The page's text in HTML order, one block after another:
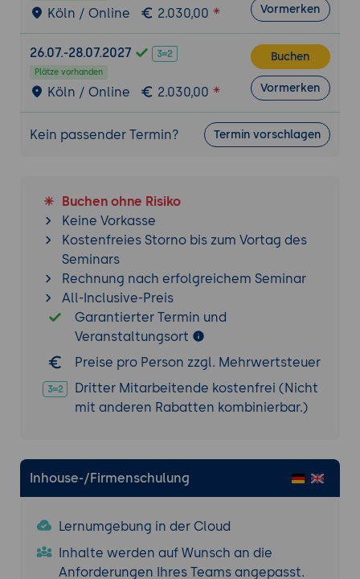
Vorbereitung: Einführung in die
Projektanforderungen, Einrichtung der
Umgebung.
Durchführung: Installation von Scikit-
Learn, Import eines Datensatzes,
Erstellung eines AdaBoost-Modells.
Präsentation: Vorstellung der
Ergebnisse durch die Teilnehmer.
Notebook oder integrierte
Entwicklungsumgebung (IDE).
Ergebnisse und Präsentation:
Präsentation der installierten und
konfigurierten AdaBoost-Umgebung
und des ersten Modells.
Diskussion und Feedback: Analyse der
Ergebnisse und
Verbesserungsvorschläge.
Erweiterte Modellierungstechniken
Erweiterte Parameter und Einstellungen
Learning Rate, Anzahl der Basislerner,
Algorithmusauswahl.
Nutzung unterschiedlicher Basislerner:
Entscheidungbäume, SVMs, k-NN.
und Ensemble Learning mit AdaBoost.
Köln / Online 2.030,00 Vormerken
26.07.-28.07.2027
Plätze vorhanden
Köln / Online 2.030,00
Buchen
Vormerken
Kein passender Termin? Termin vorschlagen
Buchen ohne Risiko
Keine Vorkasse
Kostenfreies Storno bis zum Vortag des
Seminars
Rechnung nach erfolgreichem Seminar
All-Inclusive-Preis
Garantierter Termin und
Veranstaltungsort
Preise pro Person zzgl. Mehrwertsteuer
Dritter Mitarbeitende kostenfrei (Nicht
mit anderen Rabatten kombinierbar.)
Inhouse-/Firmenschulung
Lernumgebung in der Cloud
Inhalte werden auf Wunsch an die
Anforderungen Ihres Teams angepasst.